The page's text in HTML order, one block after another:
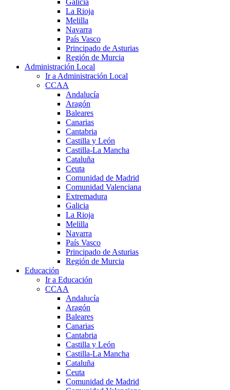
La Rioja
Melilla
Navarra
País Vasco
Principado de Asturias
Región de Murcia
Administración Local
Ir a Administración Local
CCAA
Andalucía
Aragón
Baleares
Canarias
Cantabria
Castilla y León
Castilla-La Mancha
Cataluña
Ceuta
Comunidad de Madrid
Comunidad Valenciana
Extremadura
Galicia
La Rioja
Melilla
Navarra
País Vasco
Principado de Asturias
Región de Murcia
Educación
Ir a Educación
CCAA
Andalucía
Aragón
Baleares
Canarias
Cantabria
Castilla y León
Castilla-La Mancha
Cataluña
Ceuta
Comunidad de Madrid